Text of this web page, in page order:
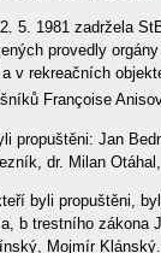
5. 1981 zadržela
provedly
v rekreačních
Françoise
propuštěni: Jan
dr. Milan
byli propuštěni,
b trestního zákona
Mojmír Klánský.